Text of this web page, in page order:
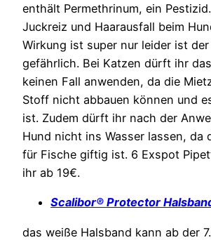
enthält Permethrinum, ein
Juckreiz und Haarausfall beim
Wirkung ist super nur leider ist
gefährlich. Bei Katzen dürft ihr
keinen Fall anwenden, da die
Stoff nicht abbauen können und
ist. Zudem dürft ihr nach der
Hund nicht ins Wasser lassen, da
für Fische giftig ist. 6 Exspot
ihr ab 19€.
Scalibor® Protector
das weiße Halsband kann ab der